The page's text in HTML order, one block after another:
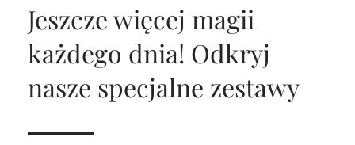
Jeszcze więcej magii
każdego dnia! Odkryj
nasze specjalne zestawy